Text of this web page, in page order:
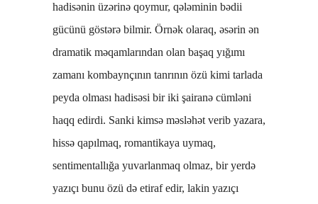
hadisənin üzərinə qoymur, qələminin bədii
gücünü göstərə bilmir. Örnək olaraq, əsərin ən
dramatik məqamlarından olan başaq yığımı
zamanı kombaynçının tanrının özü kimi tarlada
peyda olması hadisəsi bir iki şairanə cümləni
haqq edirdi. Sanki kimsə məsləhət verib yazara,
hissə qapılmaq, romantikaya uymaq,
sentimentallığa yuvarlanmaq olmaz, bir yerdə
yazıçı bunu özü də etiraf edir, lakin yazıçı